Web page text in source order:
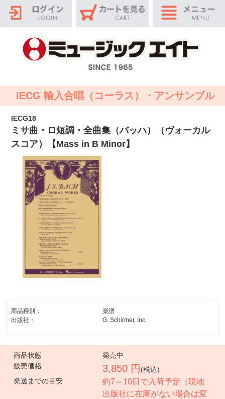
IECG 輸入合唱（コーラス）・アンサンブル
IECG18
ミサ曲・ロ短調・全曲集（バッハ）（ヴォーカル
スコア）【Mass in B Minor】
商品種別：
楽譜
出版社：
G. Schirmer, Inc.
商品状態
発売中
販売価格
3,850 円 (税込)
発送までの目安
約7～10日で入荷予定（現地
出版社に在庫がない場合は変